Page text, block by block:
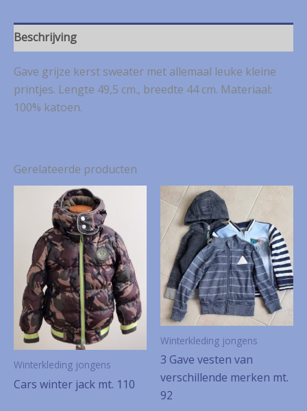
aantal
Beschrijving
Gave grijze kerst sweater met allemaal leuke kleine
printjes. Lengte 49,5 cm., breedte 44 cm. Materiaal:
100% katoen.
Gerelateerde producten
Winterkleding jongens
Cars winter jack mt. 110
Winterkleding jongens
3 Gave vesten van
verschillende merken mt.
92